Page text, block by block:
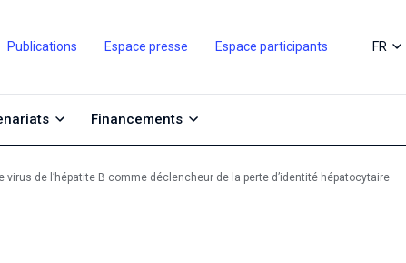
Publications Espace presse Espace participants FR
Financements
virus de l’hépatite B comme déclencheur de la perte d’identité hépatocytaire